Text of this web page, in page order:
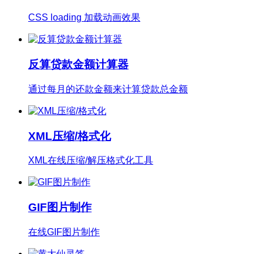
CSS loading 加载动画效果
反算贷款金额计算器
通过每月的还款金额来计算贷款总金额
XML压缩/格式化
XML在线压缩/解压格式化工具
GIF图片制作
在线GIF图片制作